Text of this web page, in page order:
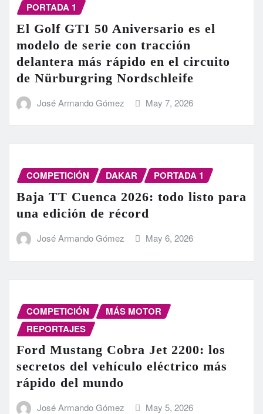
PORTADA 1
El Golf GTI 50 Aniversario es el
modelo de serie con tracción
delantera más rápido en el circuito
de Nürburgring Nordschleife
José Armando Gómez May 7, 2026
COMPETICIÓN DAKAR PORTADA 1
Baja TT Cuenca 2026: todo listo para
una edición de récord
José Armando Gómez May 6, 2026
COMPETICIÓN
MÁS MOTOR
REPORTAJES
Ford Mustang Cobra Jet 2200: los
secretos del vehículo eléctrico más
rápido del mundo
José Armando Gómez May 5, 2026